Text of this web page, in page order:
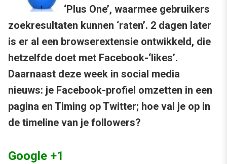
‘Plus One’, waarmee gebruikers
zoekresultaten kunnen ‘raten’. 2 dagen later
is er al een browserextensie ontwikkeld, die
hetzelfde doet met Facebook-‘likes’.
Daarnaast deze week in social media
nieuws: je Facebook-profiel omzetten in een
pagina en Timing op Twitter; hoe val je op in
de timeline van je followers?
Google +1